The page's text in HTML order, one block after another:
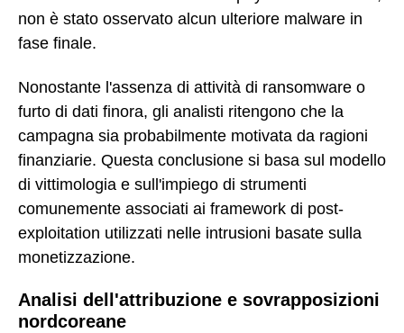
non è stato osservato alcun ulteriore malware in
fase finale.
Nonostante l'assenza di attività di ransomware o
furto di dati finora, gli analisti ritengono che la
campagna sia probabilmente motivata da ragioni
finanziarie. Questa conclusione si basa sul modello
di vittimologia e sull'impiego di strumenti
comunemente associati ai framework di post-
exploitation utilizzati nelle intrusioni basate sulla
monetizzazione.
Analisi dell'attribuzione e sovrapposizioni
nordcoreane